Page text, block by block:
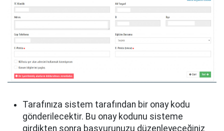
Tarafınıza sistem tarafından bir onay kodu
gönderilecektir. Bu onay kodunu sisteme
girdikten sonra başvurunuzu düzenleyeceğiniz